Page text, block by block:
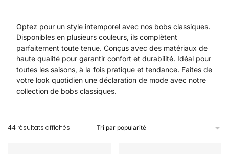
Optez pour un style intemporel avec nos bobs classiques.
Disponibles en plusieurs couleurs, ils complètent
parfaitement toute tenue. Conçus avec des matériaux de
haute qualité pour garantir confort et durabilité. Idéal pour
toutes les saisons, à la fois pratique et tendance. Faites de
votre look quotidien une déclaration de mode avec notre
collection de bobs classiques.
44 résultats affichés